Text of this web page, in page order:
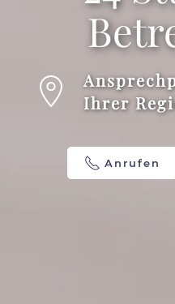
Ihrer
Anrufen